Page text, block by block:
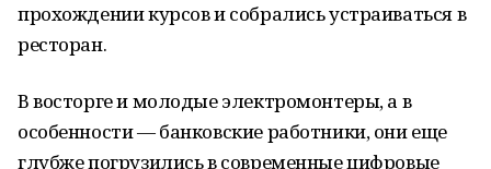
прохождении курсов и собрались устраиваться в
ресторан.
В восторге и молодые электромонтеры, а в
особенности — банковские работники, они еще
глубже погрузились в современные цифровые